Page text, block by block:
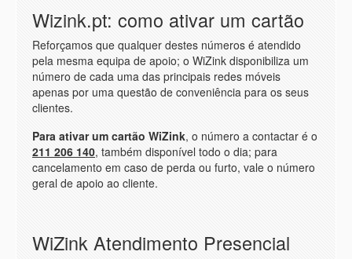
Wizink.pt: como ativar um cartão
Reforçamos que qualquer destes números é atendido
pela mesma equipa de apoio; o WiZink disponibiliza um
número de cada uma das principais redes móveis
apenas por uma questão de conveniência para os seus
clientes.
Para ativar um cartão WiZink, o número a contactar é o
211 206 140, também disponível todo o dia; para
cancelamento em caso de perda ou furto, vale o número
geral de apoio ao cliente.
WiZink Atendimento Presencial